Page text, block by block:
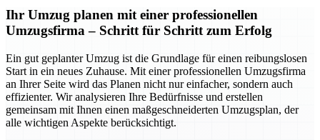
Ihr Umzug planen mit einer professionellen
Umzugsfirma – Schritt für Schritt zum Erfolg
Ein gut geplanter Umzug ist die Grundlage für einen reibungslosen
Start in ein neues Zuhause. Mit einer professionellen Umzugsfirma
an Ihrer Seite wird das Planen nicht nur einfacher, sondern auch
effizienter. Wir analysieren Ihre Bedürfnisse und erstellen
gemeinsam mit Ihnen einen maßgeschneiderten Umzugsplan, der
alle wichtigen Aspekte berücksichtigt.